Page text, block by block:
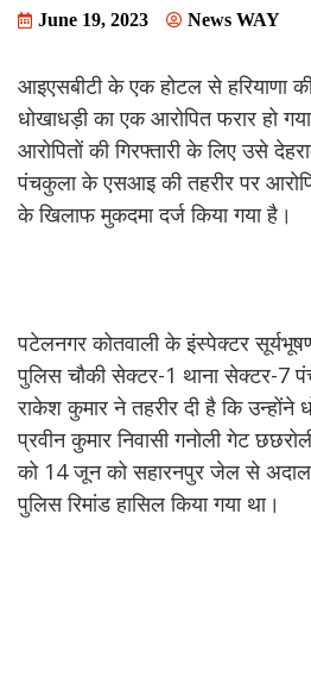
June 19, 2023 News WAY
आइएसबीटी के एक होटल से हरियाणा
धोखाधड़ी का एक आरोपित फरार हो
आरोपितों की गिरफ्तारी के लिए उसे
पंचकुला के एसआइ की तहरीर पर
के खिलाफ मुकदमा दर्ज किया गया है।
पटेलनगर कोतवाली के इंस्पेक्टर
पुलिस चौकी सेक्टर-1 थाना सेक्टर-7
राकेश कुमार ने तहरीर दी है कि उन्होंने
प्रवीन कुमार निवासी गनोली गेट
को 14 जून को सहारनपुर जेल से
पुलिस रिमांड हासिल किया गया था।